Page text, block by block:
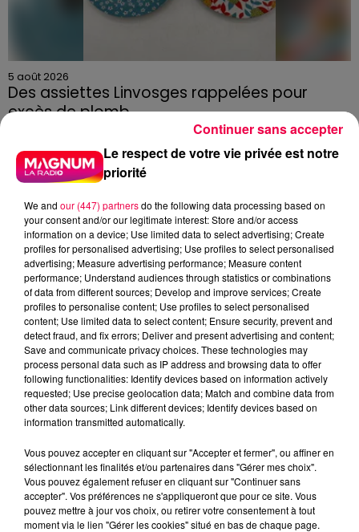
5 août 2026
Des assiettes Linvosges rappelées pour
excès de plomb
Du plomb a été détecté dans deux assiettes en
céramique vendues entre 2020 et 2022 par Linvosges.
3 août 2026
PRÉVIFEUX : "il faut avoir une culture du risque"
Le respect de votre vie privée est notre
priorité
We and our (447) partnersdo the following data processing based on
your consent and/or our legitimate interest: Store and/or access
information on a device; Use limited data to select advertising; Create
profiles for personalised advertising; Use profiles to select personalised
advertising; Measure advertising performance; Measure content
performance; Understand audiences through statistics or combinations
of data from different sources; Develop and improve services; Create
profiles to personalise content; Use profiles to select personalised
content; Use limited data to select content; Ensure security, prevent and
detect fraud, and fix errors; Deliver and present advertising and content;
Save and communicate privacy choices. These technologies may
process personal data such as IP address and browsing data to offer
following functionalities: Identify devices based on information actively
requested; Use precise geolocation data; Match and combine data from
other data sources; Link different devices; Identify devices based on
information transmitted automatically.
Vous pouvez accepter en cliquant sur "Accepter et fermer", ou affiner en
sélectionnant les finalités et/ou partenaires dans "Gérer mes choix".
Vous pouvez également refuser en cliquant sur "Continuer sans
accepter". Vos préférences ne s'appliqueront que pour ce site. Vous
pouvez mettre à jour vos choix, ou retirer votre consentement à tout
moment via le lien "Gérer les cookies" situé en bas de chaque page.
Continuer sans accepter